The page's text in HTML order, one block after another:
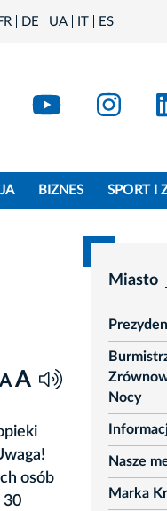
DE UA IT ES
Kraków - X
Kraków
BIZNES SPORT I
A A
osób
30
Miasto
rozwiń
Nocy
rozwiń
rozwiń
Nasze
rozwiń
Marka